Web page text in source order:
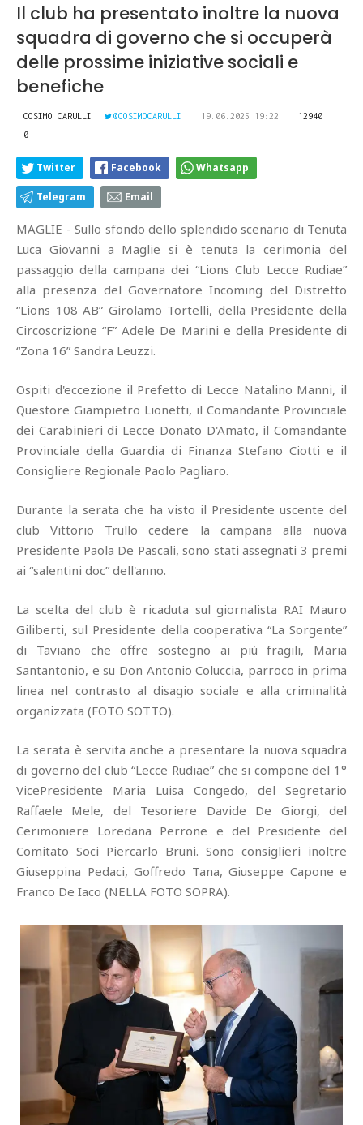
Il club ha presentato inoltre la nuova
squadra di governo che si occuperà
delle prossime iniziative sociali e
benefiche
COSIMO CARULLI @COSIMOCARULLI 19.06.2025 19:22
12940
0
Twitter Facebook Whatsapp
Telegram Email
MAGLIE - Sullo sfondo dello splendido scenario di Tenuta
Luca Giovanni a Maglie si è tenuta la cerimonia del
passaggio della campana dei “Lions Club Lecce Rudiae”
alla presenza del Governatore Incoming del Distretto
“Lions 108 AB” Girolamo Tortelli, della Presidente della
Circoscrizione “F” Adele De Marini e della Presidente di
“Zona 16” Sandra Leuzzi.
Ospiti d'eccezione il Prefetto di Lecce Natalino Manni, il
Questore Giampietro Lionetti, il Comandante Provinciale
dei Carabinieri di Lecce Donato D'Amato, il Comandante
Provinciale della Guardia di Finanza Stefano Ciotti e il
Consigliere Regionale Paolo Pagliaro.
Durante la serata che ha visto il Presidente uscente del
club Vittorio Trullo cedere la campana alla nuova
Presidente Paola De Pascali, sono stati assegnati 3 premi
ai “salentini doc” dell'anno.
La scelta del club è ricaduta sul giornalista RAI Mauro
Giliberti, sul Presidente della cooperativa “La Sorgente”
di Taviano che offre sostegno ai più fragili, Maria
Santantonio, e su Don Antonio Coluccia, parroco in prima
linea nel contrasto al disagio sociale e alla criminalità
organizzata (FOTO SOTTO).
La serata è servita anche a presentare la nuova squadra
di governo del club “Lecce Rudiae” che si compone del 1°
VicePresidente Maria Luisa Congedo, del Segretario
Raffaele Mele, del Tesoriere Davide De Giorgi, del
Cerimoniere Loredana Perrone e del Presidente del
Comitato Soci Piercarlo Bruni. Sono consiglieri inoltre
Giuseppina Pedaci, Goffredo Tana, Giuseppe Capone e
Franco De Iaco (NELLA FOTO SOPRA).